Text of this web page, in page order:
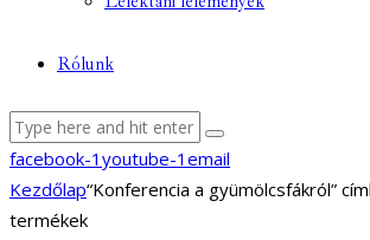
Rólunk
facebook-1 youtube-1 email
Kezdőlap“Konferencia a gyümölcsfákról”
termékek